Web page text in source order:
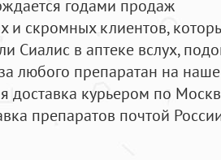
годами продаж
и скромных клиентов,
Сиалис в аптеке вслух,
любого препаратан на
доставка курьером по
препаратов почтой